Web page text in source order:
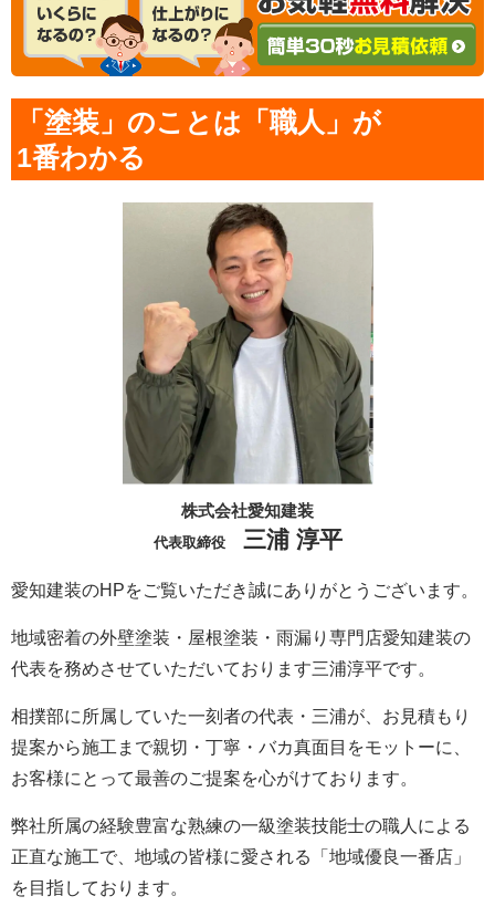
「塗装」のことは「職人」が
1番わかる
株式会社愛知建装
代表取締役 三浦 淳平
愛知建装のHPをご覧いただき誠にありがとうございます。
地域密着の外壁塗装・屋根塗装・雨漏り専門店愛知建装の
代表を務めさせていただいております三浦淳平です。
相撲部に所属していた一刻者の代表・三浦が、お見積もり
提案から施工まで親切・丁寧・バカ真面目をモットーに、
お客様にとって最善のご提案を心がけております。
弊社所属の経験豊富な熟練の一級塗装技能士の職人による
正直な施工で、地域の皆様に愛される「地域優良一番店」
を目指しております。